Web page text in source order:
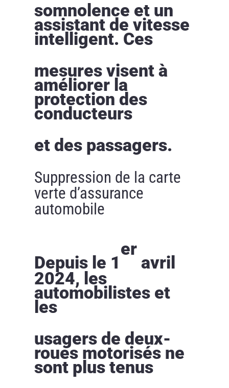
somnolence et un
assistant de vitesse
intelligent. Ces
mesures visent à
améliorer la
protection des
conducteurs
et des passagers.
Suppression de la carte
verte d’assurance
automobile
Depuis le 1
er
avril
2024, les
automobilistes et
les
usagers de deux-
roues motorisés ne
sont plus tenus